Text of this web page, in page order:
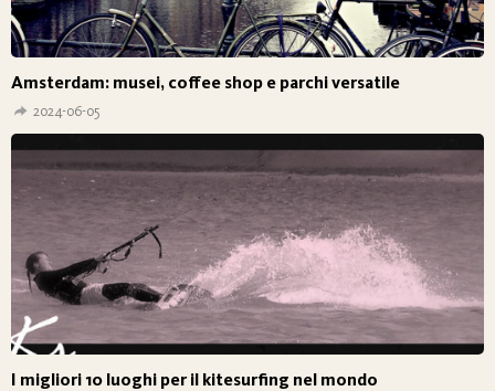
Amsterdam: musei, coffee shop e parchi versatile
2024-06-05
I migliori 10 luoghi per il kitesurfing nel mondo